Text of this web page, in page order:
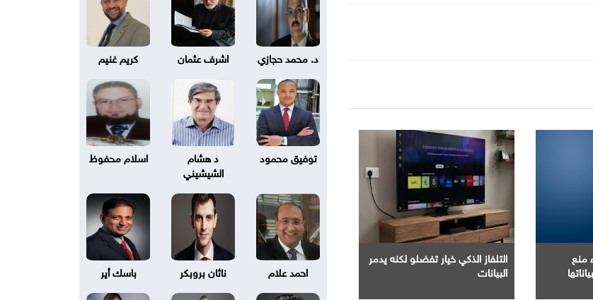
منع التلفاز الذكي خيار تفضلو لكنه يدمر
البيانات
د. محمد حجازي اشرف عثمان كريم غنيم
توفيق محمود
د هشام
الشيشيني
اسلام محفوظ
احمد علام ناثان بروبكر باسك أير